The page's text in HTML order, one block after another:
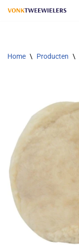
de
Home \ Producten \